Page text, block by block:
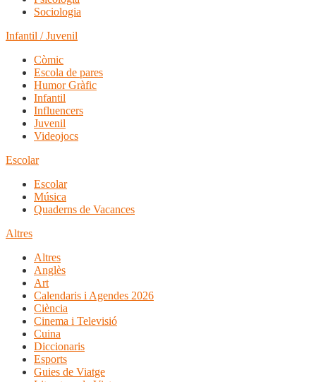
Sociologia
Infantil / Juvenil
Còmic
Escola de pares
Humor Gràfic
Infantil
Influencers
Juvenil
Videojocs
Escolar
Escolar
Música
Quaderns de Vacances
Altres
Altres
Anglès
Art
Calendaris i Agendes 2026
Ciència
Cinema i Televisió
Cuina
Diccionaris
Esports
Guies de Viatge